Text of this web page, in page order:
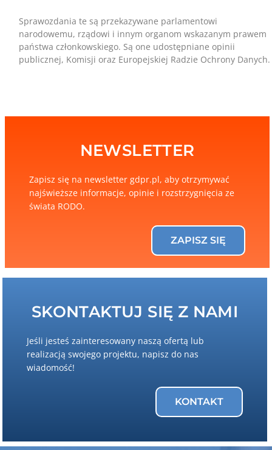
Sprawozdania te są przekazywane parlamentowi
narodowemu, rządowi i innym organom wskazanym prawem
państwa członkowskiego. Są one udostępniane opinii
publicznej, Komisji oraz Europejskiej Radzie Ochrony Danych.
NEWSLETTER
Zapisz się na newsletter gdpr.pl, aby otrzymywać
najświeższe informacje, opinie i rozstrzygnięcia ze
świata RODO.
ZAPISZ SIĘ
SKONTAKTUJ SIĘ Z NAMI
Jeśli jesteś zainteresowany naszą ofertą lub
realizacją swojego projektu, napisz do nas
wiadomość!
KONTAKT